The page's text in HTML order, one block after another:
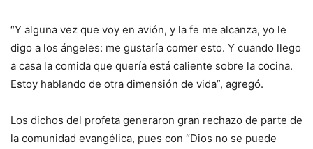
“Y alguna vez que voy en avión, y la fe me alcanza, yo le
digo a los ángeles: me gustaría comer esto. Y cuando llego
a casa la comida que quería está caliente sobre la cocina.
Estoy hablando de otra dimensión de vida”, agregó.
Los dichos del profeta generaron gran rechazo de parte de
la comunidad evangélica, pues con “Dios no se puede